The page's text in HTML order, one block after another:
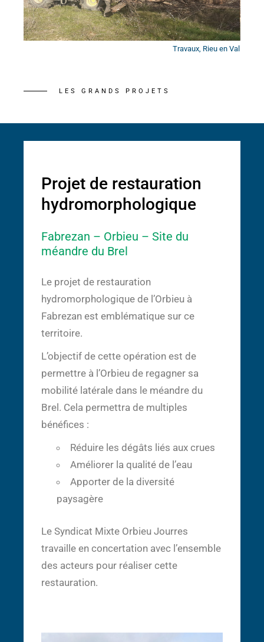
Travaux, Rieu en Val
LES GRANDS PROJETS
Projet de restauration
hydromorphologique
Fabrezan – Orbieu – Site du
méandre du Brel
Le projet de restauration
hydromorphologique de l’Orbieu à
Fabrezan est emblématique sur ce
territoire.
L’objectif de cette opération est de
permettre à l’Orbieu de regagner sa
mobilité latérale dans le méandre du
Brel. Cela permettra de multiples
bénéfices :
Réduire les dégâts liés aux crues
Améliorer la qualité de l’eau
Apporter de la diversité
paysagère
Le Syndicat Mixte Orbieu Jourres
travaille en concertation avec l’ensemble
des acteurs pour réaliser cette
restauration.